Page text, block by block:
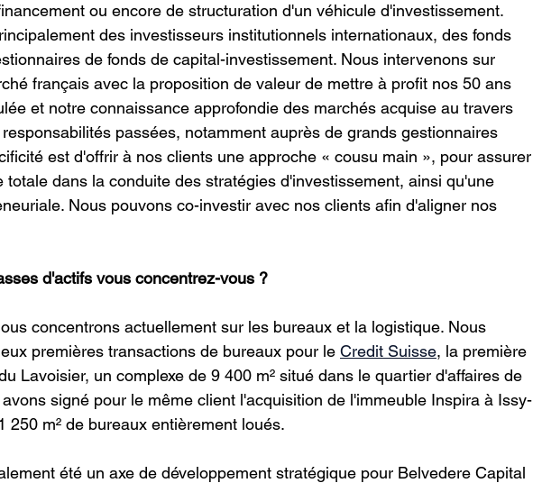
ou encore de structuration d'un véhicule d'investissement.
des investisseurs institutionnels internationaux, des fonds
de fonds de capital-investissement. Nous intervenons sur
français avec la proposition de valeur de mettre à profit nos 50 ans
et notre connaissance approfondie des marchés acquise au travers
passées, notamment auprès de grands gestionnaires
est d'offrir à nos clients une approche « cousu main », pour assurer
totale dans la conduite des stratégies d'investissement, ainsi qu'une
Nous pouvons co-investir avec nos clients afin d'aligner nos
d'actifs vous concentrez-vous ?
concentrons actuellement sur les bureaux et la logistique. Nous
premières transactions de bureaux pour le Credit Suisse, la première
Lavoisier, un complexe de 9 400 m² situé dans le quartier d'affaires de
signé pour le même client l'acquisition de l'immeuble Inspira à Issy-
250 m² de bureaux entièrement loués.
été un axe de développement stratégique pour Belvedere Capital